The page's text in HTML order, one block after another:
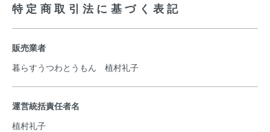
特定商取引法に基づく表記
販売業者
暮らすうつわとうもん 植村礼子
運営統括責任者名
植村礼子